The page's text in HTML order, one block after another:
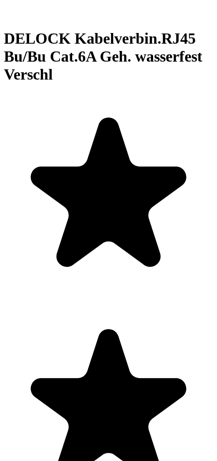
DELOCK Kabelverbin.RJ45
Bu/Bu Cat.6A Geh. wasserfest
Verschl